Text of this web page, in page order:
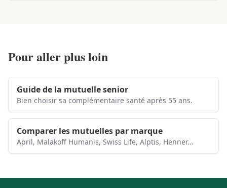
Pour aller plus loin
Guide de la mutuelle senior
Bien choisir sa complémentaire santé après 55 ans.
Comparer les mutuelles par marque
April, Malakoff Humanis, Swiss Life, Alptis, Henner…